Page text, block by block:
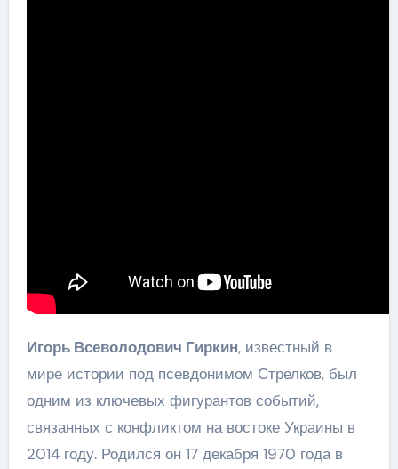
Игорь Всеволодович Гиркин, известный в
мире истории под псевдонимом Стрелков, был
одним из ключевых фигурантов событий,
связанных с конфликтом на востоке Украины в
2014 году. Родился он 17 декабря 1970 года в